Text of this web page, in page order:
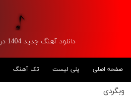
دانلود آهنگ جدید 1404 در ملودی مانیا
صفحه اصلی پلی لیست تک آهنگ
وبگردی